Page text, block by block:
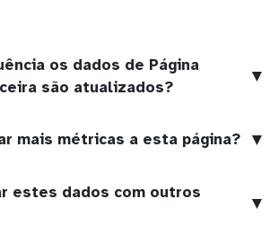
os dados de Página
são atualizados?
▼
mais métricas a esta página? ▼
estes dados com outros
▼